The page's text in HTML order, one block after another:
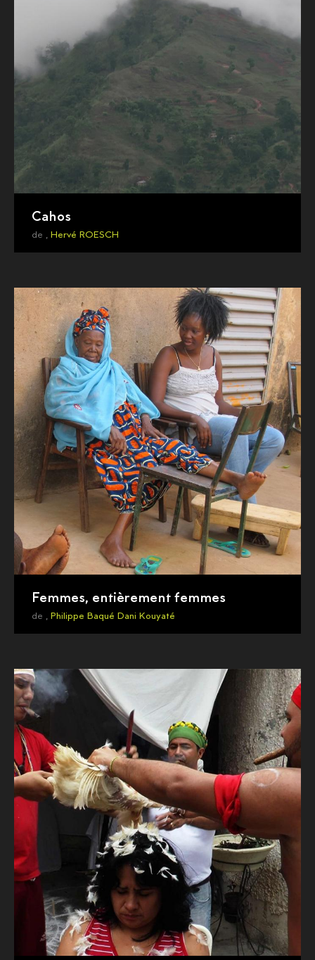
Cahos
de , Hervé ROESCH
Femmes, entièrement femmes
de , Philippe Baqué Dani Kouyaté